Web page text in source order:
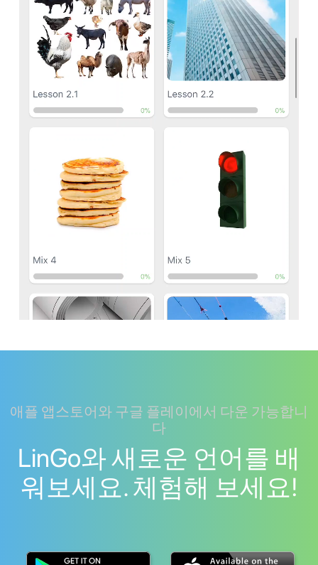
애플 앱스토어와 구글 플레이에서 다운 가능합니
다
LinGo와 새로운 언어를 배
워보세요. 체험해 보세요!